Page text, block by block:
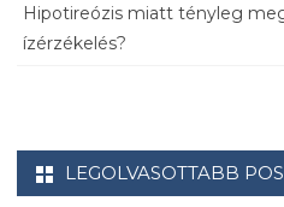
Hipotireózis miatt tényleg
ízérzékelés?
LEGOLVASOTTABB